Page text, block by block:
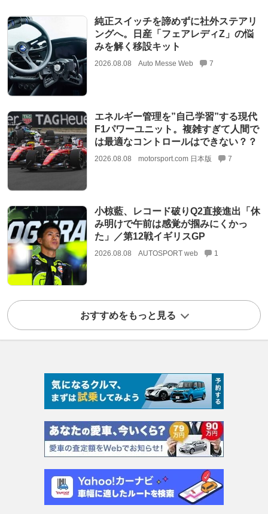
純正スイッチを諦めずに社外ステアリ
ングへ。日産「フェアレディZ」の悩
みを解く移設キット
2026.08.08 Auto Messe Web 7
エネルギー管理を”自己学習”する現代
F1パワーユニット。複雑すぎて人間で
は最適なコントロールはできない？？
2026.08.08 motorsport.com 日本版 7
小椋藍、レコード破りQ2直接進出「休
み明けで午前は感覚が掴みにくかっ
た」／第12戦イギリスGP
2026.08.08 AUTOSPORT web 1
おすすめをもっと見る